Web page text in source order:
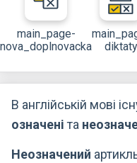
main_page-
nova_doplnovacka
diktaty
В англійській мові
означеніта
Неозначений